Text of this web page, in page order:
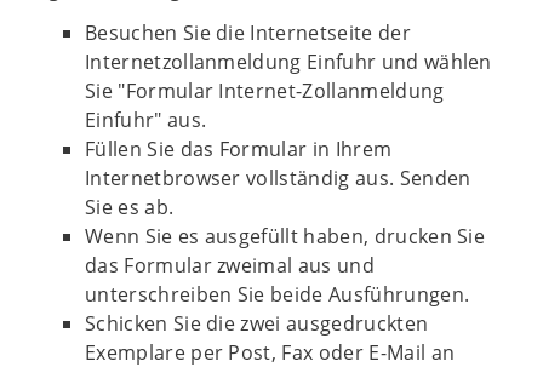
Besuchen Sie die Internetseite der
Internetzollanmeldung Einfuhr und wählen
Sie "Formular Internet-Zollanmeldung
Einfuhr" aus.
Füllen Sie das Formular in Ihrem
Internetbrowser vollständig aus. Senden
Sie es ab.
Wenn Sie es ausgefüllt haben, drucken Sie
das Formular zweimal aus und
unterschreiben Sie beide Ausführungen.
Schicken Sie die zwei ausgedruckten
Exemplare per Post, Fax oder E-Mail an